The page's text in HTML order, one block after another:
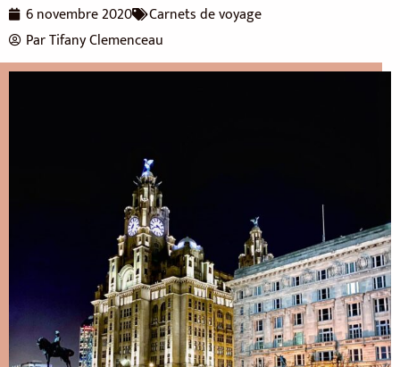
6 novembre 2020
Carnets de voyage
ParTifany Clemenceau